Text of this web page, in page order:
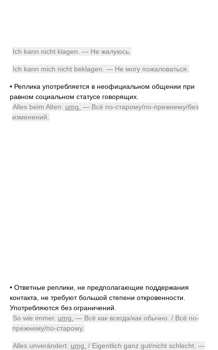
Ich kann nicht klagen. — Не жалуюсь.
Ich kann mich nicht beklagen. — Не могу пожаловаться.
• Реплика употребляется в неофициальном общении при
равном социальном статусе говорящих.
Alles beim Alten. umg. — Всё по-старому/по-прежнему/без
изменений.
• Ответные реплики, не предполагающие поддержания
контакта, не требуют большой степени откровенности.
Употребляются без ограничений.
So wie immer. umg. — Всё как всегда/как обычно. / Всё по-
прежнему/по-старому.
Alles unverändert. umg. / Eigentlich ganz gut/nicht schlecht. —